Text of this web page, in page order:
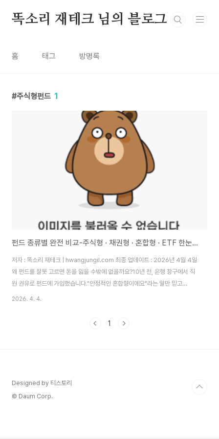
똑소리 재테크 님의 블로그
홈 태그 방명록
주식형펀드 1
펀드 종류별 완전 비교-주식형 · 채권형 · 혼합형 · ETF 한눈에 파악하는 2026 최신 가이드
저자 : 똑소리 재테크 | hwangjungil.com 최종 업데이트 : 2026년 4월 4일
왜 펀드를 잘못 고르면 돈을 잃을 수밖에 없을까요?10년 전, 은행 창구에서 직
원 권유로 펀드에 가입했습니다."안정적인 혼합형이에요"라는 말만 믿고
3,000만 원을 넣었는데, 2년 뒤 확인해 보니 원금 대비 오히려 줄어 있었어요.
가입하기 전에 반드시 직접 비교해보는 습관이 생겼습니다. 실제로 2025년
2026. 4. 4.
1
Designed by 티스토리
© Daum Corp.